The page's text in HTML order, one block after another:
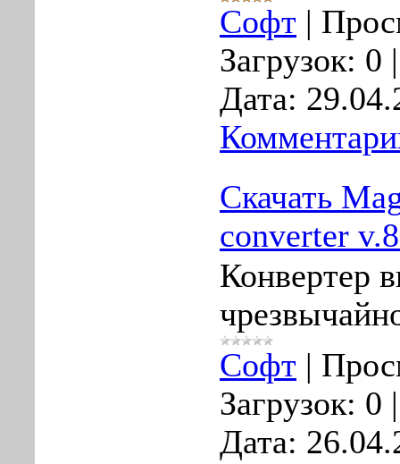
Софт |
Загрузок: 0
Дата:
Скачать
converter
Конвертер
Софт |
Загрузок: 0
Дата: